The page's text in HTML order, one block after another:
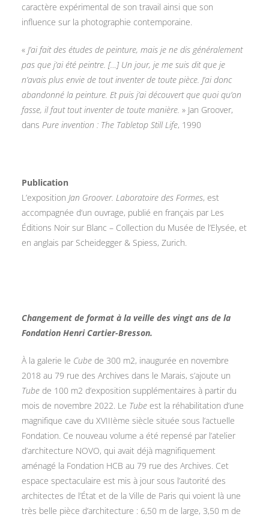
caractère expérimental de son travail ainsi que son
influence sur la photographie contemporaine.
« J’ai fait des études de peinture, mais je ne dis généralement
pas que j’ai été peintre. […] Un jour, je me suis dit que je
n’avais plus envie de tout inventer de toute pièce. J’ai donc
abandonné la peinture. Et puis j’ai découvert que quoi qu’on
fasse, il faut tout inventer de toute manière. » Jan Groover,
dans Pure invention : The Tabletop Still Life, 1990
Publication
L’exposition Jan Groover. Laboratoire des Formes, est
accompagnée d’un ouvrage, publié en français par Les
Éditions Noir sur Blanc – Collection du Musée de l’Elysée, et
en anglais par Scheidegger & Spiess, Zurich.
Changement de format à la veille des vingt ans de la
Fondation Henri Cartier-Bresson.
À la galerie le Cube de 300 m2, inaugurée en novembre
2018 au 79 rue des Archives dans le Marais, s’ajoute un
Tube de 100 m2 d’exposition supplémentaires à partir du
mois de novembre 2022. Le Tube est la réhabilitation d’une
magnifique cave du XVIIIème siècle située sous l’actuelle
Fondation. Ce nouveau volume a été repensé par l’atelier
d’architecture NOVO, qui avait déjà magnifiquement
aménagé la Fondation HCB au 79 rue des Archives. Cet
espace spectaculaire est mis à jour sous l’autorité des
architectes de l’État et de la Ville de Paris qui voient là une
très belle pièce d’architecture : 6,50 m de large, 3,50 m de